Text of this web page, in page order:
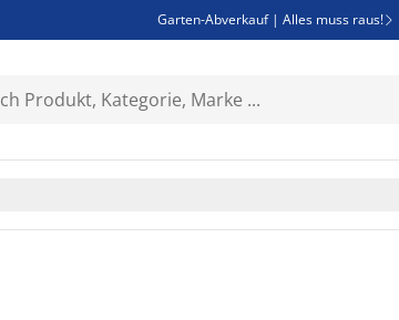
Garten-Abverkauf | Alles muss raus! 
Bist du Unternehmer? Entdecke JYSK-B2B